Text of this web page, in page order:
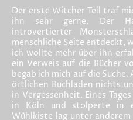
Der erste Witcher Teil traf
ihn sehr gerne. Der
introvertierter
menschliche Seite entdeckt,
ich wollte mehr über ihn
ein Verweis auf die Bücher
begab ich mich auf die
örtlichen Buchladen nichts
in Vergessenheit. Eines
in Köln und stolperte in
Wühlkiste lag unter